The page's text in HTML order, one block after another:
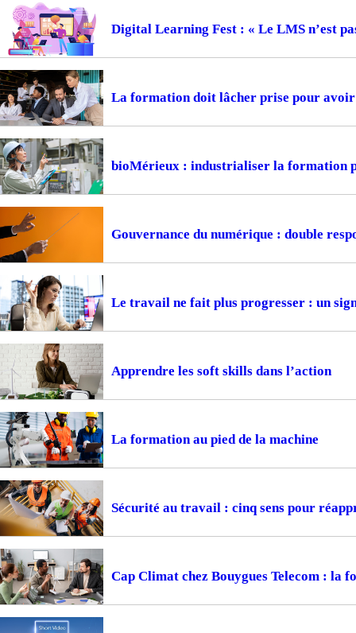
Digital Learning Fest : « Le LMS n’est
La formation doit lâcher prise pour avoir
bioMérieux : industrialiser la formation
Gouvernance du numérique : double
Le travail ne fait plus progresser : un
Apprendre les soft skills dans l’action
La formation au pied de la machine
Sécurité au travail : cinq sens pour
Cap Climat chez Bouygues Telecom : la